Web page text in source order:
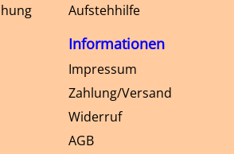
Aufstehhilfe
Informationen
Impressum
Zahlung/Versand
Widerruf
AGB